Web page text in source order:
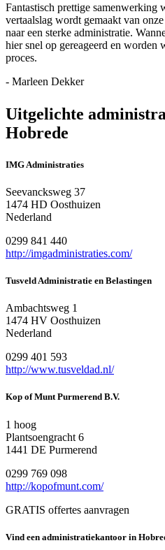
Fantastisch prettige samenwerking
vertaalslag wordt gemaakt van
naar een sterke administratie.
hier snel op gereageerd en worden
proces.
- Marleen Dekker
Uitgelichte
Hobrede
IMG Administraties
Seevancksweg 37
1474 HD Oosthuizen
Nederland
0299 841 440
http://imgadministraties.com/
Tusveld Administratie en Belastingen
Ambachtsweg 1
1474 HV Oosthuizen
Nederland
0299 401 593
http://www.tusveldad.nl/
Kop of Munt Purmerend B.V.
1 hoog
Plantsoengracht 6
1441 DE Purmerend
0299 769 098
http://kopofmunt.com/
GRATIS offertes aanvragen
Vind een administratiekantoor in